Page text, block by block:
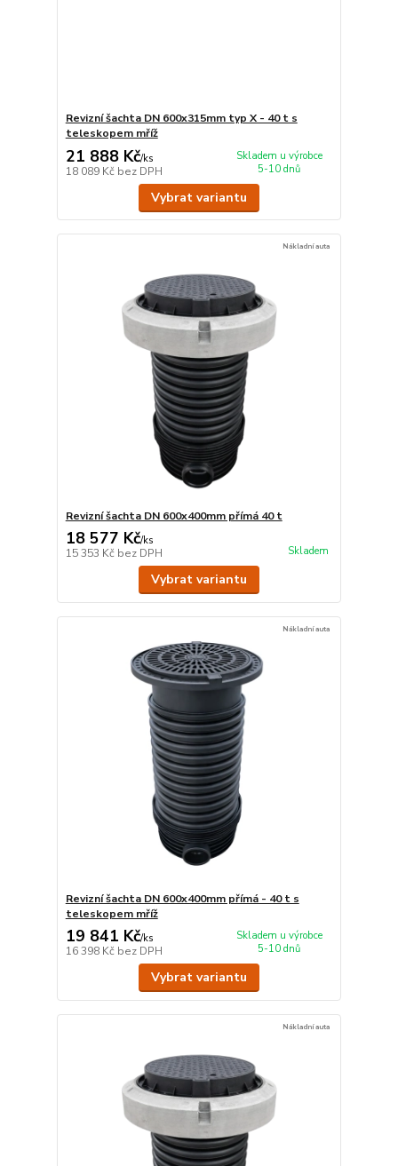
Revizní šachta DN 600x315mm typ X - 40 t s
teleskopem mříž
21 888 Kč/ks
18 089 Kč bez DPH
Skladem u výrobce
5-10 dnů
Vybrat variantu
Nákladní auta
Revizní šachta DN 600x400mm přímá 40 t
18 577 Kč/ks
15 353 Kč bez DPH Skladem
Vybrat variantu
Nákladní auta
Revizní šachta DN 600x400mm přímá - 40 t s
teleskopem mříž
19 841 Kč/ks
16 398 Kč bez DPH
Skladem u výrobce
5-10 dnů
Vybrat variantu
Nákladní auta